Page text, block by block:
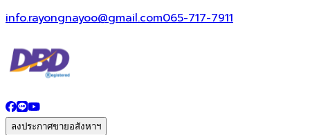
info.rayongnayoo@gmail.com065-717-7911
ลงประกาศขายอสังหาฯ